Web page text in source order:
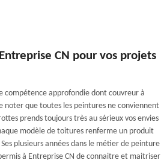
CN pour vos projets
compétence approfondie dont couvreur à
noter que toutes les peintures ne conviennent
prends toujours très au sérieux vos envies
modèle de toitures renferme un produit
plusieurs années dans le métier de peinture
à Entreprise CN de connaitre et maitriser